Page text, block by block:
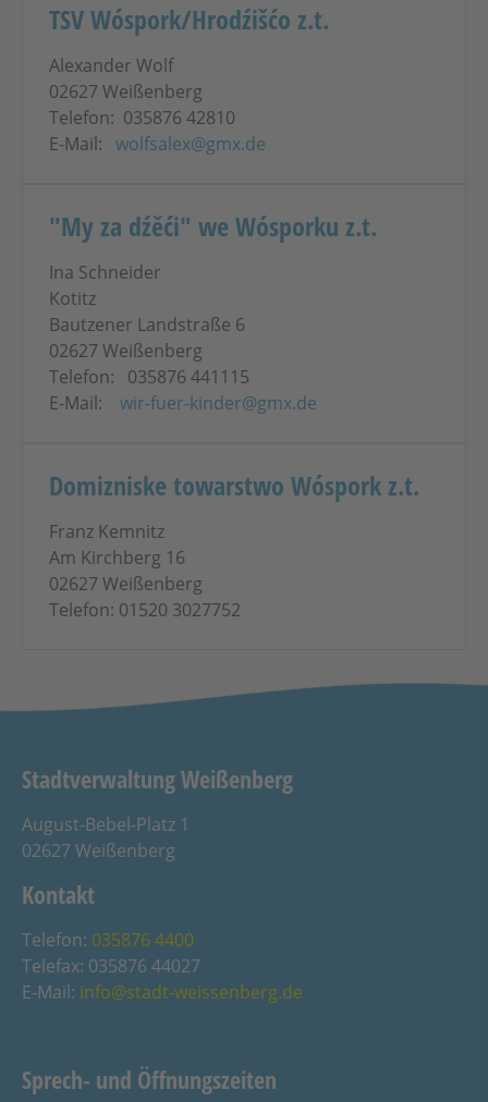
TSV Wóspork/Hrodźišćo z.t.
Alexander Wolf
02627 Weißenberg
Telefon: 035876 42810
E-Mail: wolfsalex@gmx.de
"My za dźěći" we Wósporku z.t.
Ina Schneider
Kotitz
Bautzener Landstraße 6
02627 Weißenberg
Telefon: 035876 441115
E-Mail: wir-fuer-kinder@gmx.de
Domizniske towarstwo Wóspork z.t.
Franz Kemnitz
Am Kirchberg 16
02627 Weißenberg
Telefon: 01520 3027752
Stadtverwaltung Weißenberg
August-Bebel-Platz 1
02627 Weißenberg
Kontakt
Telefon: 035876 4400
Telefax: 035876 44027
E-Mail: info@stadt-weissenberg.de
Sprech- und Öffnungszeiten